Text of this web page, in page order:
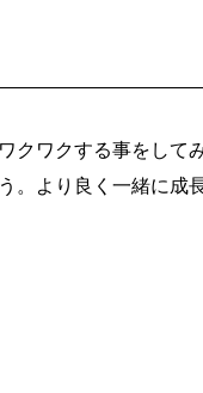
クワクする事をして
。より良く一緒に成